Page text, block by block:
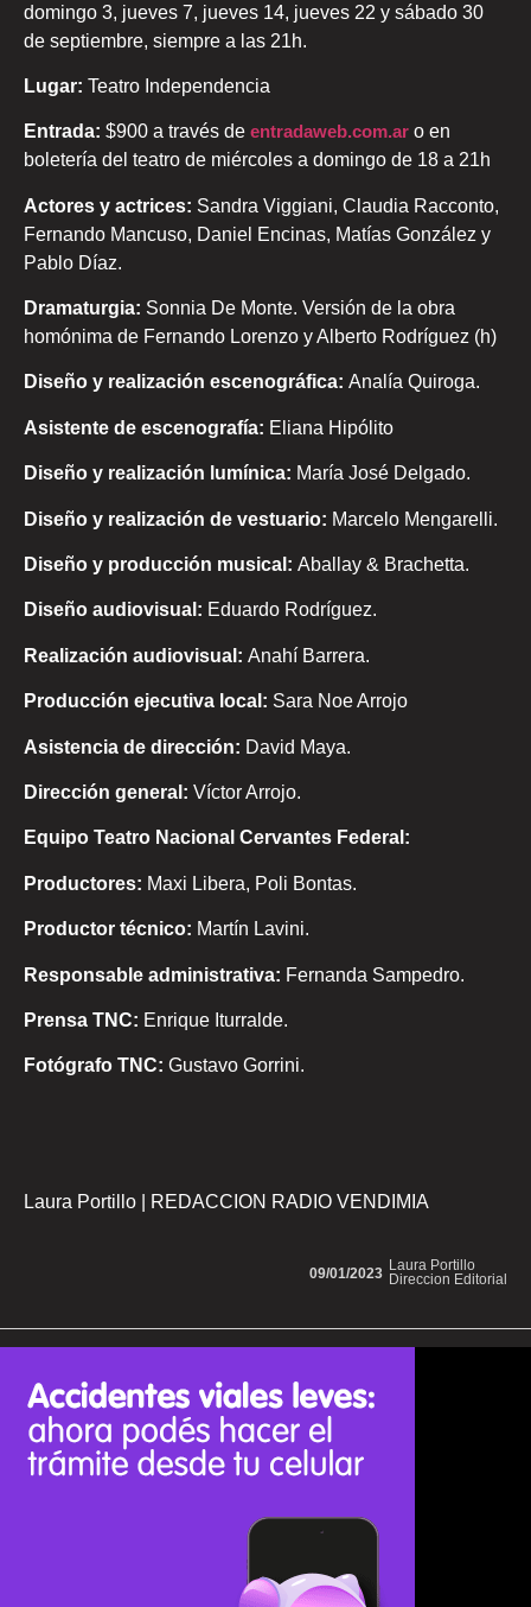
domingo 3, jueves 7, jueves 14, jueves 22 y sábado 30
de septiembre, siempre a las 21h.
Lugar: Teatro Independencia
Entrada: $900 a través de entradaweb.com.ar o en
boletería del teatro de miércoles a domingo de 18 a 21h
Actores y actrices: Sandra Viggiani, Claudia Racconto,
Fernando Mancuso, Daniel Encinas, Matías González y
Pablo Díaz.
Dramaturgia: Sonnia De Monte. Versión de la obra
homónima de Fernando Lorenzo y Alberto Rodríguez (h)
Diseño y realización escenográfica: Analía Quiroga.
Asistente de escenografía: Eliana Hipólito
Diseño y realización lumínica: María José Delgado.
Diseño y realización de vestuario: Marcelo Mengarelli.
Diseño y producción musical: Aballay & Brachetta.
Diseño audiovisual: Eduardo Rodríguez.
Realización audiovisual: Anahí Barrera.
Producción ejecutiva local: Sara Noe Arrojo
Asistencia de dirección: David Maya.
Dirección general: Víctor Arrojo.
Equipo Teatro Nacional Cervantes Federal:
Productores: Maxi Libera, Poli Bontas.
Productor técnico: Martín Lavini.
Responsable administrativa: Fernanda Sampedro.
Prensa TNC: Enrique Iturralde.
Fotógrafo TNC: Gustavo Gorrini.
Laura Portillo | REDACCION RADIO VENDIMIA
Laura Portillo
Direccion Editorial
09/01/2023